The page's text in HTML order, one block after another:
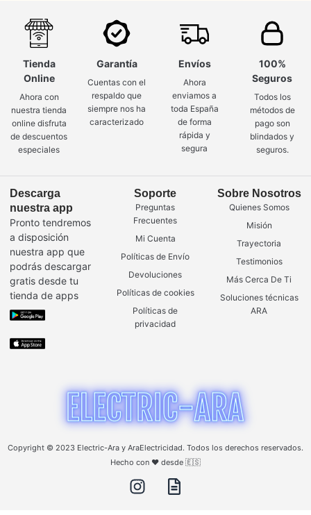
Tienda
Online
Ahora con
nuestra tienda
online disfruta
de descuentos
especiales
Garantía
Cuentas con el
respaldo que
siempre nos ha
caracterizado
Envíos
Ahora
enviamos a
toda España
de forma
rápida y
segura
100%
Seguros
Todos los
métodos de
pago son
blindados y
seguros.
Descarga
nuestra app
Pronto tendremos
a disposición
nuestra app que
podrás descargar
gratis desde tu
tienda de apps
Soporte
Preguntas
Frecuentes
Mi Cuenta
Políticas de Envío
Devoluciones
Políticas de cookies
Políticas de
privacidad
Sobre Nosotros
Quienes Somos
Misión
Trayectoria
Testimonios
Más Cerca De Ti
Soluciones técnicas
ARA
Copyright © 2023 Electric-Ara y AraElectricidad. Todos los derechos reservados.
Hecho con ❤️ desde 🇪🇸